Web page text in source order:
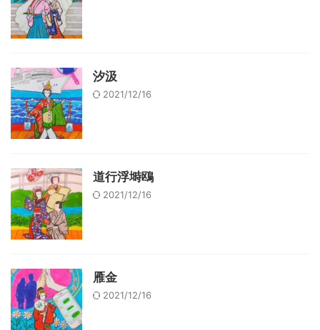
汐汲
2021/12/16
道行浮塒鴎
2021/12/16
雁金
2021/12/16